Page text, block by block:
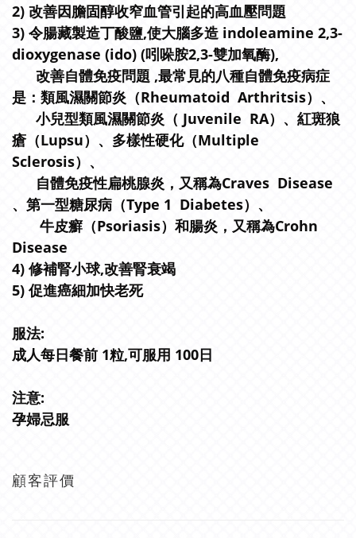
2) 改善因膽固醇收窄血管引起的高血壓問題
3) 令腸藏製造丁酸鹽,使大腦多造 indoleamine 2,3-
dioxygenase (ido) (吲哚胺2,3-雙加氧酶),
改善自體免疫問題 ,最常見的八種自體免疫病症
是：類風濕關節炎（Rheumatoid Arthritsis）、
小兒型類風濕關節炎（ Juvenile RA）、紅斑狼
瘡（Lupsu）、多樣性硬化（Multiple
Sclerosis）、
自體免疫性扁桃腺炎，又稱為Craves Disease
、第一型糖尿病（Type 1 Diabetes）、
牛皮癬（Psoriasis）和腸炎，又稱為Crohn
Disease
4) 修補腎小球,改善腎衰竭
5) 促進癌細加快老死
服法:
成人每日餐前 1粒,可服用 100日
注意:
孕婦忌服
顧客評價